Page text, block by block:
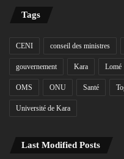
Tags
CENI conseil des ministres
gouvernement Kara Lomé
OMS ONU Santé
Université de Kara
Last Modified Posts